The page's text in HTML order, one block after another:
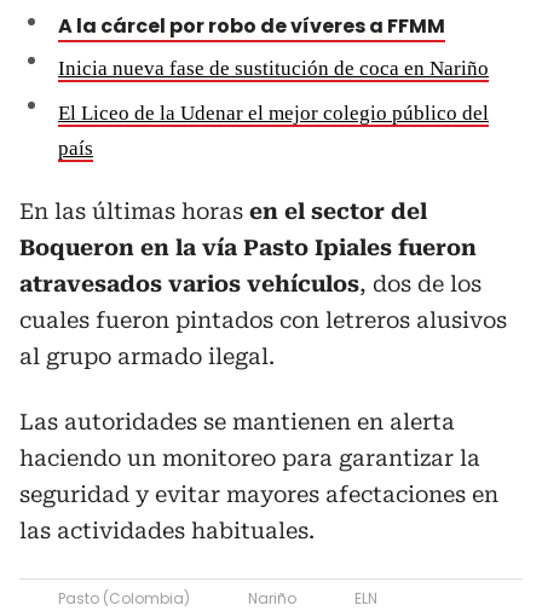
A la cárcel por robo de víveres a FFMM
Inicia nueva fase de sustitución de coca en Nariño
El Liceo de la Udenar el mejor colegio público del
país
En las últimas horas en el sector del
Boqueron en la vía Pasto Ipiales fueron
atravesados varios vehículos, dos de los
cuales fueron pintados con letreros alusivos
al grupo armado ilegal.
Las autoridades se mantienen en alerta
haciendo un monitoreo para garantizar la
seguridad y evitar mayores afectaciones en
las actividades habituales.
Pasto (Colombia) Nariño
ELN